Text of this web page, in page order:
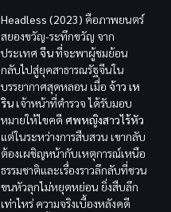
Headless (2023) คือภาพยนตร์
สยองขวัญ-ระทึกขวัญ จาก
ประเทศ จีนที่จะพาผู้ชมย้อน
กลับไปสู่ยุคสาธารณรัฐจีนใน
บรรยากาศสุดหลอน เมื่อ จ้าว เห
ริน เจ้าหน้าที่ตำรวจ ได้รับมอบ
หมายให้ไขคดี ศพหญิงสาวไร้หัว
แต่ในระหว่างการสืบสวน เขากลับ
ต้องเผชิญหน้ากับเหตุการณ์เหนือ
ธรรมชาติและเรื่องราวลึกลับที่ชวน
ขนหัวลุกไม่หยุดหย่อน ยิ่งสืบลึก
เท่าไหร่ ความจริงเบื้องหลังคดี